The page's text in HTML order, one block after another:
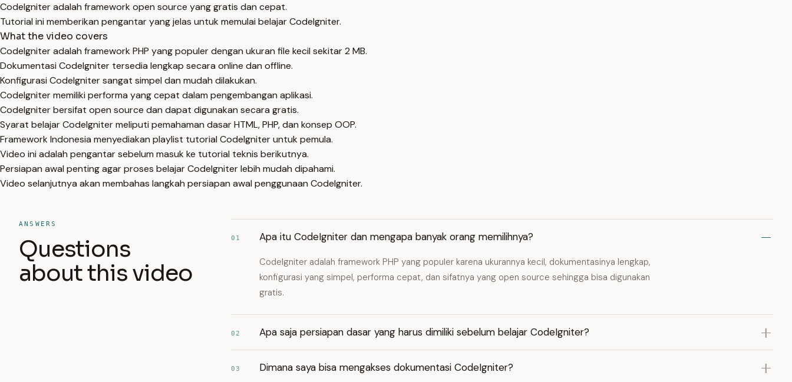
CodeIgniter adalah framework open source yang gratis dan cepat.
Tutorial ini memberikan pengantar yang jelas untuk memulai belajar CodeIgniter.
What the video covers
CodeIgniter adalah framework PHP yang populer dengan ukuran file kecil sekitar 2 MB.
Dokumentasi CodeIgniter tersedia lengkap secara online dan offline.
Konfigurasi CodeIgniter sangat simpel dan mudah dilakukan.
CodeIgniter memiliki performa yang cepat dalam pengembangan aplikasi.
CodeIgniter bersifat open source dan dapat digunakan secara gratis.
Syarat belajar CodeIgniter meliputi pemahaman dasar HTML, PHP, dan konsep OOP.
Framework Indonesia menyediakan playlist tutorial CodeIgniter untuk pemula.
Video ini adalah pengantar sebelum masuk ke tutorial teknis berikutnya.
Persiapan awal penting agar proses belajar CodeIgniter lebih mudah dipahami.
Video selanjutnya akan membahas langkah persiapan awal penggunaan CodeIgniter.
ANSWERS
Questions
about this video
01 Apa itu CodeIgniter dan mengapa banyak orang memilihnya?
CodeIgniter adalah framework PHP yang populer karena ukurannya kecil, dokumentasinya lengkap,
konfigurasi yang simpel, performa cepat, dan sifatnya yang open source sehingga bisa digunakan
gratis.
02 Apa saja persiapan dasar yang harus dimiliki sebelum belajar CodeIgniter?
03 Dimana saya bisa mengakses dokumentasi CodeIgniter?